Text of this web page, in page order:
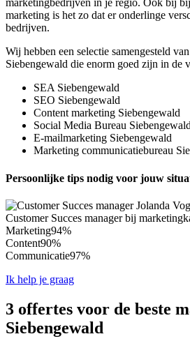
marketingbedrijven in je regio. Ook bij
marketing is het zo dat er onderlinge
bedrijven.
Wij hebben een selectie samengesteld
Siebengewald die enorm goed zijn in de
SEA Siebengewald
SEO Siebengewald
Content marketing Siebengewald
Social Media Bureau Siebengewald
E-mailmarketing Siebengewald
Marketing communicatiebureau
Persoonlijke tips nodig voor jouw
Customer Succes manager bij
Marketing94%
Content90%
Communicatie97%
Ik help je graag
3 offertes voor de beste
Siebengewald